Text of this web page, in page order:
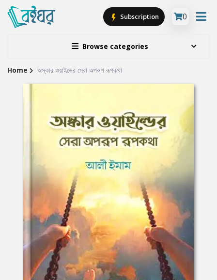
Browse categories
Subscription 0
Site
Home অস্কার ওয়াইল্ডের সেরা অপরূপ রূপকথা